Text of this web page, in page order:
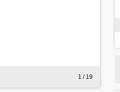
1 / 19